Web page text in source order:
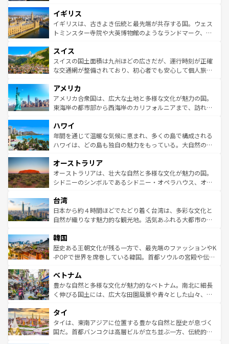
いる。シャンパンの発祥地であるランス、プロヴァンスの
香り高いラベンダー畑など、多彩な楽しみ方が可能だ。さ
らに、パリ以外の地域にも魅力が溢れており、どの街角に
れる地方に足を運ぶとそれぞれで全く異なる文化を体験で
きるだろう。 なお、新着のフランス情報はコンテンツ一覧
を参照してほしい。
顔を持つこの国は、どこを歩いても飽きることがない。ベ
ルリンの文化的活気、バイエルン州のアルプスの絶景、そ
してライン川沿いのワイン畑といった風景は必見。ビール
は、お酒好きな人にはぜひ体験してほしい。 なお、新着の
ドイツ情報はコンテンツ一覧を参照してほしい。
イギリス
イギリスは、古きよき伝統と最先端が共存する国。ウェス
トミンスター寺院や大英博物館のようなランドマーク、歴
リアごとに異なる魅力がある。また、優雅なアフタヌーン
ティー、ビール好きにはたまらない英国パブ、サッカー観
戦など、本場だからこそできる体験も豊富。イギリスを旅
ンツ一覧を参照してほしい。
スイス
スイスの国土面積は九州ほどの広さだが、運行時刻が正確
な交通網が整備されており、初心者でも安心して個人旅行
の建物がそのまま残る町や、スイスならではのユニークな
博物館もあり、アルプス観光だけでなく町歩きも満喫する
ことができる。国民の所得が高いため物価も高いが、旅行
ば市内交通費無料で観光を楽しむこともできる。 なお、新
着のスイス情報はコンテンツ一覧 を参照してほしい。
アメリカ
アメリカ合衆国は、広大な土地と多様な文化が魅力の国。
東海岸の都市部から西海岸のカリフォルニアまで、訪れる
のような巨大都市は、観光、ショッピング、エンターテイ
ンメントが詰まった刺激的なスポットだ。一方、アメリカ
西部には大自然が広がり、グランドキャニオンやイエロー
部のニューオーリンズでは、音楽と美食が融合した独特の
文化が魅力。旅行者はアメリカの各地域で異なる魅力を楽
しみながら、その多様性と豊かな歴史を感じることができ
ならではの贅沢な旅のスタイルだ。 なお、新着のアメリカ
情報はコンテンツ一覧を参照してほしい。
ハワイ
年間を通じて温暖な気候に恵まれ、多くの島で構成される
ハワイは、どの島も独自の魅力をもっている。大自然の神
ワイ島は見逃せない。また、定番の観光地といえばオアフ
島だが、静かな自然を求めるならマウイ島やカウアイ島が
おすすめ。エメラルドグリーンに輝く海をはじめ、豊かな
れるおもてなしの心で訪れる人々を迎えてくれるハワイの
人々、おいしいローカルフードやハワイアンミュージッ
ク、伝統的なフラダンスなど、すべてがハワイの魅力を彩
ワイを、存分に味わってほしい。 なお、新着のハワイ情報
はコンテンツ一覧を参照してほしい。
オーストラリア
オーストラリアは、壮大な自然と多様な文化が魅力の国。
シドニーのシンボルであるシドニー・オペラハウス、オー
リアリーフや大陸中央部にそびえるウルル（エアーズロッ
ク）、タスマニアの美しい原生林やケアンズの熱帯雨林な
ど、見どころがたくさん。また、カフェやワイン、オージ
いる。アクティビティも充実しており、サーフィンやダイ
ビング、ハイキングなど、アウトドア好きにはたまらな
い。オーストラリアの多彩な魅力を存分に味わいつくそ
参照してほしい。
台湾
日本から約４時間ほどでたどり着く台湾は、多彩な文化と
自然が織りなす魅力的な観光地。活気あふれる大都市の台
ン）、静ひつな山岳地帯である台湾東部など、都市の喧騒
と山間の静けさが共存しており、訪れる人に新しい発見と
驚きをもたらしてくれる。また、奥深い台湾の食文化も魅
容にもいいと評判のスイーツなど、バラエティ豊かな料理
が味わえる。 なお、新着の台湾情報は コンテンツ一覧を参
照してほしい。
韓国
歴史ある王朝文化が残る一方で、最先端のファッションやK
-POPで世界を席巻している韓国。首都ソウルの宮殿や伝統
き、地方に足を延ばせば四季折々の自然美を楽しむことが
できる。そして、キムチや焼肉、絶品のストリートフード
まで、さまざまな韓国料理が待っている。夜には、韓国な
リティに包まれながら、韓国の多彩な魅力を心ゆくまで味
わってみてほしい。 なお、新着の韓国情報はコンテンツ一
覧を参照してほしい。
ベトナム
豊かな自然と多様な文化が魅力的なベトナム。南北に細長
く伸びる国土には、広大な田園風景や青々とした山々、世
急速な発展と共に伝統が息づく。ハノイの古い町並みやホ
ーチミン市のフランス統治時代の建物も、独特の雰囲気を
醸し出している。また、バラエティの豊かさとおいしさで
タイ
タイは、東南アジアに位置する豊かな自然と歴史が息づく
国だ。首都バンコクは高層ビルが立ち並ぶ一方、伝統的な